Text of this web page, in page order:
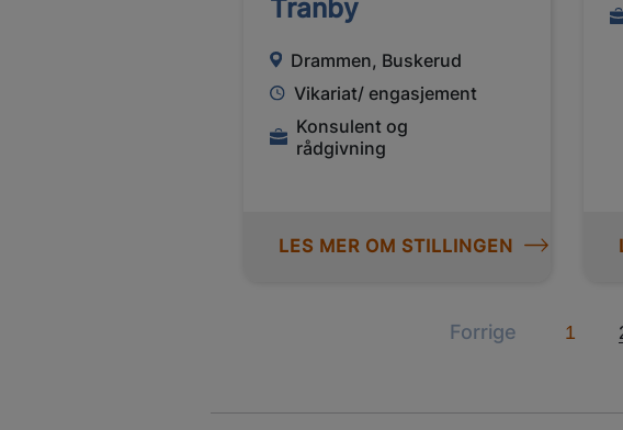
Tranby
Drammen, Buskerud
Vikariat/ engasjement
Konsulent og
rådgivning
LES MER OM STILLINGEN
Forrige Previous
1